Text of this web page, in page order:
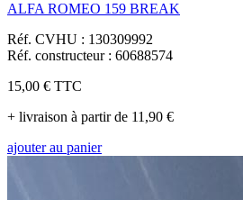
ALFA ROMEO 159 BREAK
Réf. CVHU : 130309992
Réf. constructeur : 60688574
15,00 € TTC
+ livraison à partir de 11,90 €
ajouter au panier